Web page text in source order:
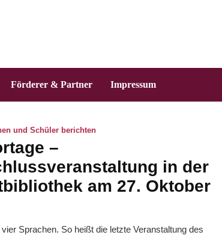
Förderer & Partner Impressum
und Schüler berichten
–
in der
am 27. Oktober
vier Sprachen. So heißt die letzte Veranstaltung des